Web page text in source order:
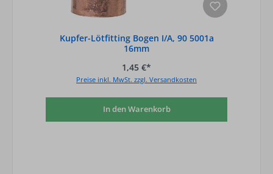
Kupfer-Lötfitting Bogen I/A, 90 5001a
16mm
1,45 €*
Preise inkl. MwSt. zzgl. Versandkosten
In den Warenkorb